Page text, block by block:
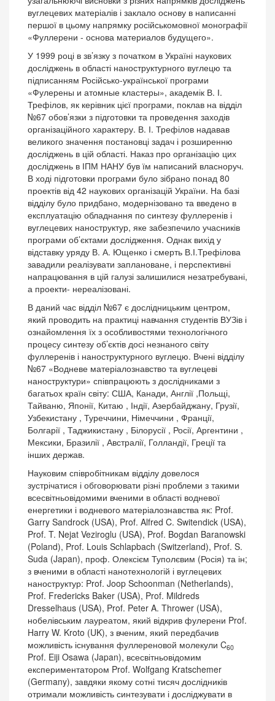
вуглецевих матеріалів і заклало основу в написанні
першої в цьому напрямку російськомовної монографії
«Фуллерени - основа материалов будущего».
У 1999 році в зв’язку з початком в Україні наукових
досліджень в області наноструктурного вуглецю та
підписанням Російсько-української програми
«Фулерены и атомные кластеры», академік В. І.
Трефілов, як керівник цієї програми, поклав на відділ
№67 обов’язки з підготовки та проведення заходів
організаційного характеру. В. І. Трефілов надавав
великого значення постановці задач і розширенню
досліджень в цій області. Наказ про організацію цих
досліджень в ІПМ НАНУ був їм написаний власноруч.
В ході підготовки програми було зібрано понад 80
проектів від 42 наукових організацій України. На базі
відділу було придбано, модернізовано та введено в
експлуатацію обладнання по синтезу фуллеренів і
вуглецевих наноструктур, яке забезпечило учасників
програми об’єктами дослідження. Однак вихід у
відставку уряду В. А. Ющенко і смерть В.І.Трефілова
завадили реалізувати заплановане, і перспективні
напрацювання в цій галузі залишилися незатребувані,
а проекти- нереалізовані.
В даний час відділ №67 є дослідницьким центром,
який проводить на практиці навчання студентів ВУЗів і
ознайомлення їх з особливостями технологічного
процесу синтезу об’єктів досі незнаного світу
фуллеренів і наноструктурного вуглецю. Вчені відділу
№67 «Водневе матеріалознавство та вуглецеві
наноструктури» співпрацюють з дослідниками з
багатьох країн світу: США, Канади, Англії ,Польщі,
Тайваню, Японії, Китаю , Індії, Азербайджану, Грузії,
Узбекистану , Туреччини, Німеччини , Франції,
Болгарії , Таджикистану , Білорусії , Росії, Аргентини ,
Мексики, Бразилії , Австралії, Голландії, Греції та
інших держав.
Науковим співробітникам відділу довелося
зустрічатися і обговорювати різні проблеми з такими
всесвітньовідомими вченими в області водневої
енергетики і водневого матеріалознавства як: Prof.
Garry Sandrock (USA), Prof. Alfred C. Switendick (USA),
Prof. T. Nejat Veziroglu (USA), Prof. Bogdan Baranowski
(Poland), Prof. Louis Schlapbach (Switzerland), Prof. S.
Suda (Japan), проф. Олексієм Туполєвим (Росія) та ін;
з вченими в області нанотехнологій і вуглецевих
наноструктур: Prof. Joop Schoonman (Netherlands),
Prof. Fredericks Baker (USA), Prof. Mildreds
Dresselhaus (USA), Prof. Peter A. Thrower (USA),
нобелівським лауреатом, який відкрив фулерени Prof.
Harry W. Kroto (UK), з вченим, який передбачив
можливість існування фуллереновой молекули C60
Prof. Eiji Osawa (Japan), всесвітньовідомим
експериментатором Prof. Wolfgang Kratschemer
(Germany), завдяки якому сотні тисяч дослідників
отримали можливість синтезувати і досліджувати в